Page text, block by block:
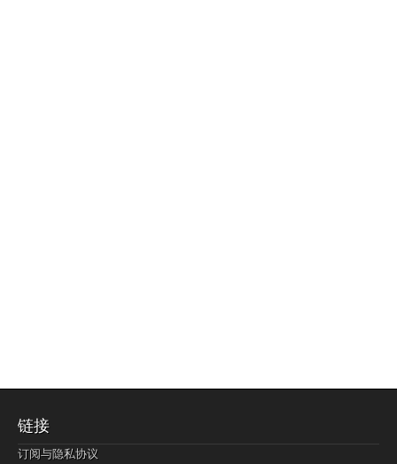
链接
订阅与隐私协议